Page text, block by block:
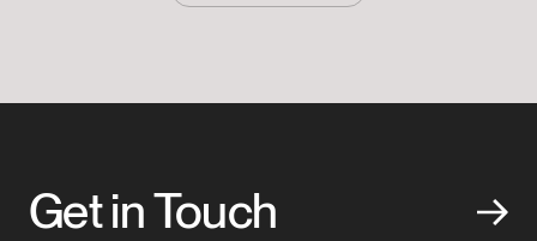
Get in Touch